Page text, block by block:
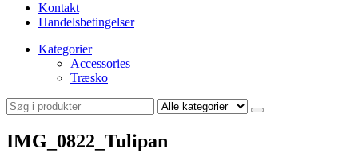
Kontakt
Handelsbetingelser
Kategorier
Accessories
Træsko
IMG_0822_Tulipan